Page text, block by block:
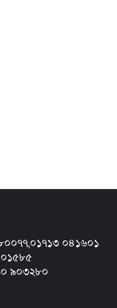
০৪১৬০১
৯০৩২৮০